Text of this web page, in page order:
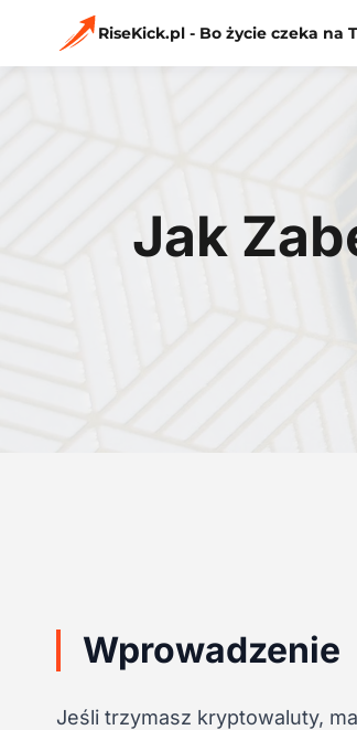
RiseKick.pl - Bo życie czeka na
Jak
Wprowadzenie
Jeśli trzymasz kryptowaluty,